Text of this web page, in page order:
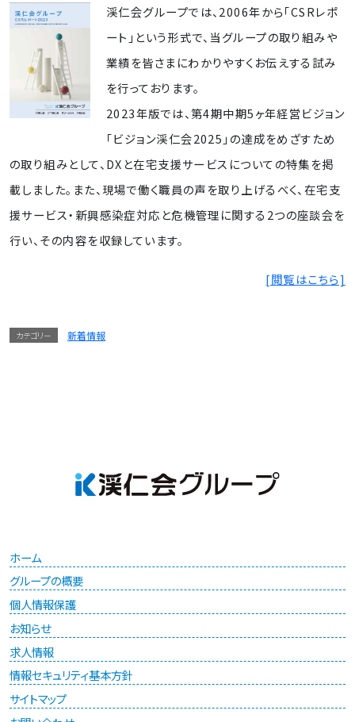
渓仁会グループでは、2006年から「CSRレポ
ート」という形式で、当グループの取り組みや
業績を皆さまにわかりやすくお伝えする試み
を行っております。
2023年版では、第4期中期5ヶ年経営ビジョン
「ビジョン渓仁会2025」の達成をめざすため
の取り組みとして、DXと在宅支援サービスについての特集を掲
載しました。また、現場で働く職員の声を取り上げるべく、在宅支
援サービス・新興感染症対応と危機管理に関する2つの座談会を
行い、その内容を収録しています。
[閲覧はこちら]
カテゴリー 新着情報
ホーム
グループの概要
個人情報保護
お知らせ
求人情報
情報セキュリティ基本方針
サイトマップ